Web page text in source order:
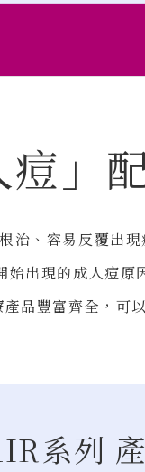
」
治、 容易反覆出
出現的成人痘
品豐富齊全，可
系列